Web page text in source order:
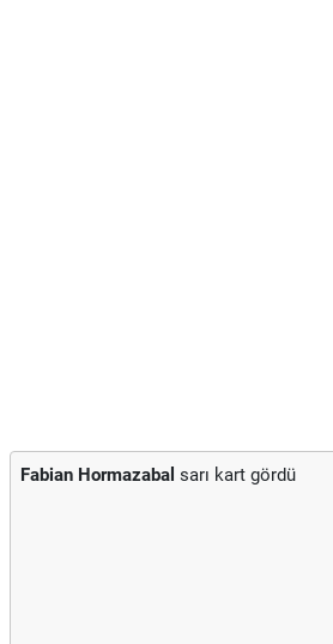
Fabian Hormazabal sarı kart gördü